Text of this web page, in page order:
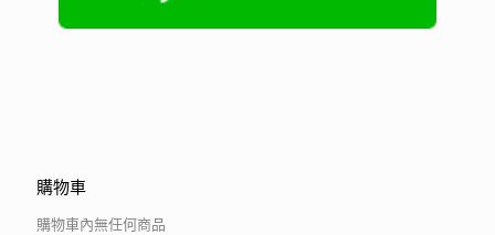
購物車
購物車內無任何商品